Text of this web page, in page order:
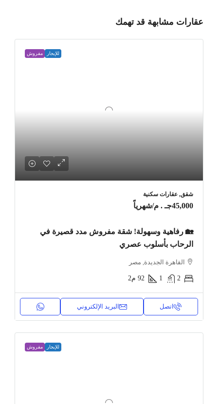
عقارات مشابهة قد تهمك
للإيجار مفروش
شقق, عقارات سكنية
45,000جـ . م /شهرياً
🏡 رفاهية وسهولة! شقة مفروش مدد قصيرة في
الرحاب بأسلوب عصري
القاهرة الجديدة, مصر
2
1
92 م2
اتصل البريد الإلكتروني
للإيجار مفروش